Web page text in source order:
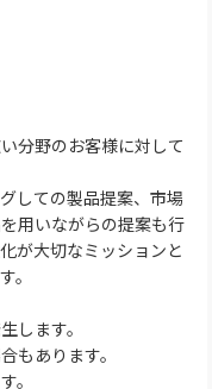
分野のお客様に対して
しての製品提案、市場
用いながらの提案も行
が大切なミッションと
。
します。
もあります。
。